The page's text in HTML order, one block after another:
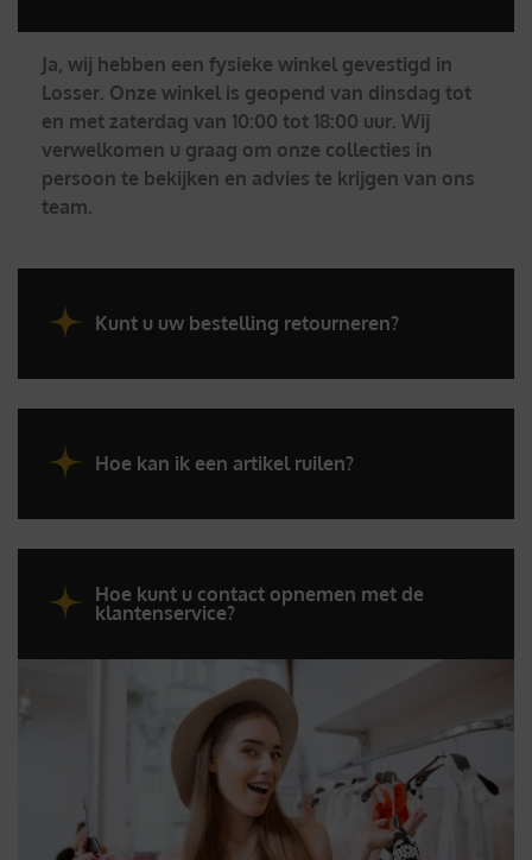
Ja, wij hebben een fysieke winkel gevestigd in
Losser. Onze winkel is geopend van dinsdag tot
en met zaterdag van 10:00 tot 18:00 uur. Wij
verwelkomen u graag om onze collecties in
persoon te bekijken en advies te krijgen van ons
team.
Kunt u uw bestelling retourneren?
Hoe kan ik een artikel ruilen?
Hoe kunt u contact opnemen met de
klantenservice?